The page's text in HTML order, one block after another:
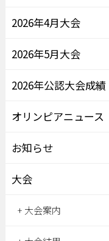
2026年4月大会
2026年5月大会
2026年公認大会成績
オリンピアニュース
お知らせ
大会
大会案内